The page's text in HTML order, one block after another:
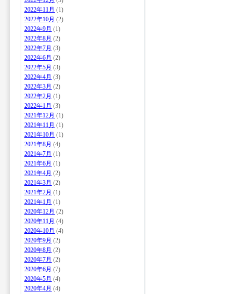
2022年11月 (1)
2022年10月 (2)
2022年9月 (1)
2022年8月 (2)
2022年7月 (3)
2022年6月 (2)
2022年5月 (3)
2022年4月 (3)
2022年3月 (2)
2022年2月 (1)
2022年1月 (3)
2021年12月 (1)
2021年11月 (1)
2021年10月 (1)
2021年8月 (4)
2021年7月 (1)
2021年6月 (1)
2021年4月 (2)
2021年3月 (2)
2021年2月 (1)
2021年1月 (1)
2020年12月 (2)
2020年11月 (4)
2020年10月 (4)
2020年9月 (2)
2020年8月 (2)
2020年7月 (2)
2020年6月 (7)
2020年5月 (4)
2020年4月 (4)